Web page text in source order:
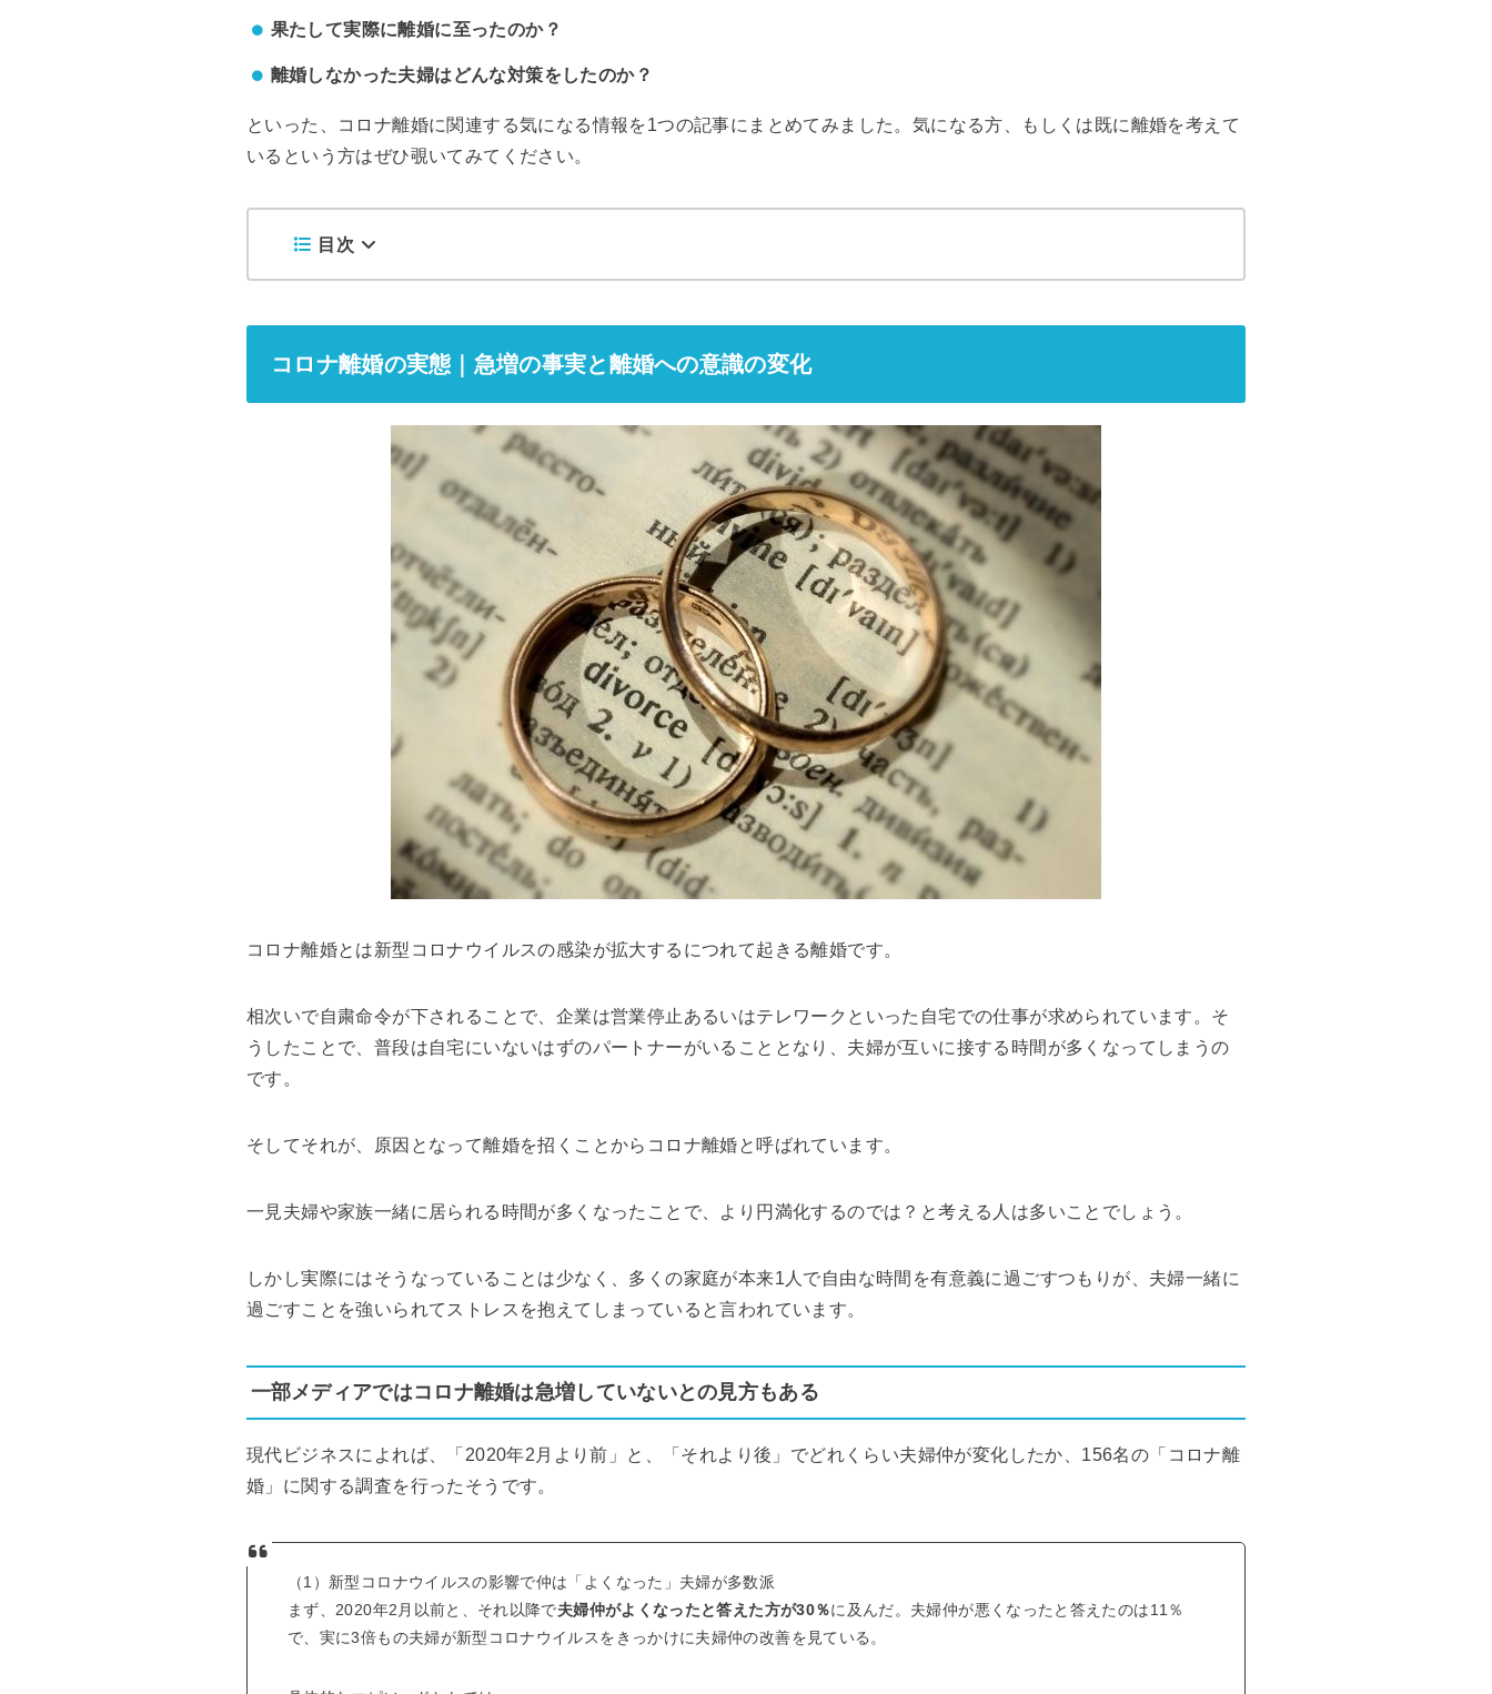
果たして実際に離婚に至ったのか？
離婚しなかった夫婦はどんな対策をしたのか？
といった、コロナ離婚に関連する気になる情報を1つの記事にまとめてみました。気になる方、もしくは既に離婚を考えて
いるという方はぜひ覗いてみてください。
目次
コロナ離婚の実態｜急増の事実と離婚への意識の変化
コロナ離婚とは新型コロナウイルスの感染が拡大するにつれて起きる離婚です。
相次いで自粛命令が下されることで、企業は営業停止あるいはテレワークといった自宅での仕事が求められています。そ
うしたことで、普段は自宅にいないはずのパートナーがいることとなり、夫婦が互いに接する時間が多くなってしまうの
です。
そしてそれが、原因となって離婚を招くことからコロナ離婚と呼ばれています。
一見夫婦や家族一緒に居られる時間が多くなったことで、より円満化するのでは？と考える人は多いことでしょう。
しかし実際にはそうなっていることは少なく、多くの家庭が本来1人で自由な時間を有意義に過ごすつもりが、夫婦一緒に
過ごすことを強いられてストレスを抱えてしまっていると言われています。
一部メディアではコロナ離婚は急増していないとの見方もある
現代ビジネスによれば、「2020年2月より前」と、「それより後」でどれくらい夫婦仲が変化したか、156名の「コロナ離
婚」に関する調査を行ったそうです。
（1）新型コロナウイルスの影響で仲は「よくなった」夫婦が多数派
まず、2020年2月以前と、それ以降で夫婦仲がよくなったと答えた方が30％に及んだ。夫婦仲が悪くなったと答えたのは11％
で、実に3倍もの夫婦が新型コロナウイルスをきっかけに夫婦仲の改善を見ている。